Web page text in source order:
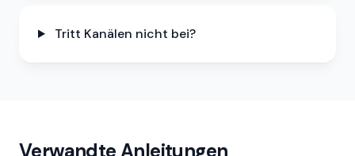
Tritt Kanälen nicht bei?
Verwandte Anleitungen